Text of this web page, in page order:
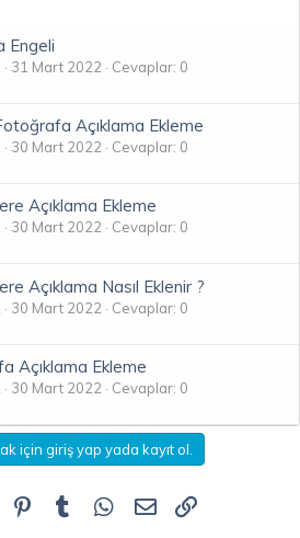
Engeli
31 Mart 2022
Cevaplar: 0
Açıklama Ekleme
30 Mart 2022
Cevaplar: 0
Açıklama Ekleme
30 Mart 2022
Cevaplar: 0
Açıklama Nasıl Eklenir ?
30 Mart 2022
Cevaplar: 0
Açıklama Ekleme
30 Mart 2022
Cevaplar: 0
için giriş yap yada kayıt ol.
Reddit Pinterest
Tumblr WhatsApp
E-posta